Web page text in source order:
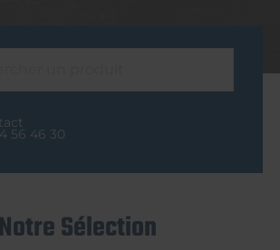
56 46 30
Notre Sélection